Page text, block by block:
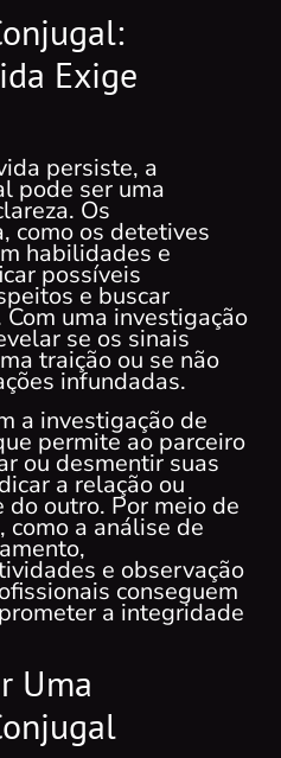
Exige
persiste, a
pode ser uma
Os
como os detetives
habilidades e
possíveis
e buscar
uma investigação
se os sinais
traição ou se não
infundadas.
a investigação de
permite ao parceiro
ou desmentir suas
a relação ou
outro. Por meio de
como a análise de
e observação
conseguem
a integridade
Uma